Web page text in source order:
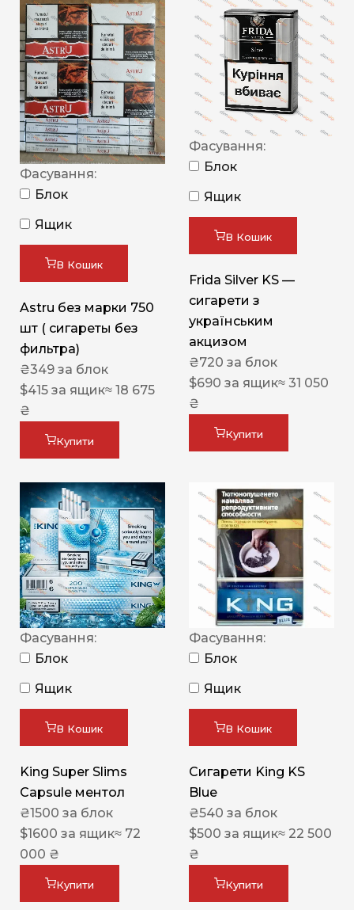
Фасування:
Блок
Ящик
В Кошик
Astru без марки 750
шт ( сигареты без
фильтра)
₴349 за блок
$415 за ящик≈ 18 675
₴
Купити
Фасування:
Блок
Ящик
В Кошик
Frida Silver KS —
сигарети з
українським
акцизом
₴720 за блок
$690 за ящик≈ 31 050
₴
Купити
Фасування:
Блок
Ящик
В Кошик
King Super Slims
Capsule ментол
₴1500 за блок
$1600 за ящик≈ 72
000 ₴
Купити
Фасування:
Блок
Ящик
В Кошик
Сигарети King KS
Blue
₴540 за блок
$500 за ящик≈ 22 500
₴
Купити